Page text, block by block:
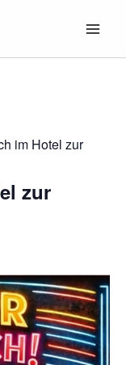
im Hotel zur
zur